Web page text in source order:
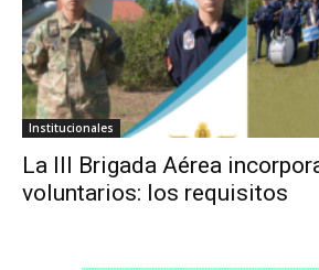
Institucionales
La III Brigada Aérea
voluntarios: los requisitos